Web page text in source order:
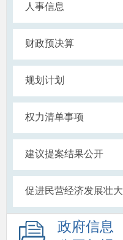
人事信息
财政预决算
规划计划
权力清单事项
建议提案结果公开
促进民营经济发展壮大
政府信息